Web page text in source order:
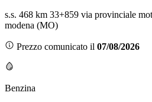
s.s. 468 km 33+859 via provinciale
modena (MO)
Prezzo comunicato il 07/08/2026
Benzina